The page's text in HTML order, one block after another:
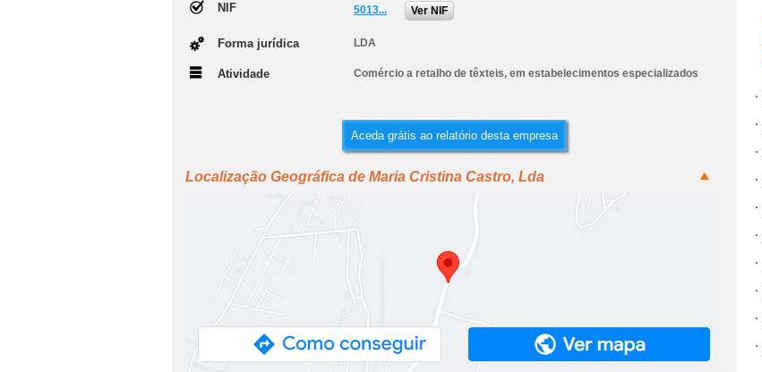
NIF 5013... Ver NIF
Forma jurídica LDA
Atividade Comércio a retalho de têxteis, em estabelecimentos especializados
Aceda grátis ao relatório desta empresa
Localização Geográfica de Maria Cristina Castro, Lda